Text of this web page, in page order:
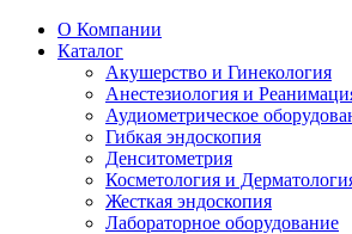
О Компании
Каталог
Акушерство и Гинекология
Анестезиология и
Аудиометрическое
Гибкая эндоскопия
Денситометрия
Косметология и
Жесткая эндоскопия
Лабораторное оборудование